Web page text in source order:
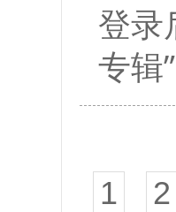
登录
专辑
1 2